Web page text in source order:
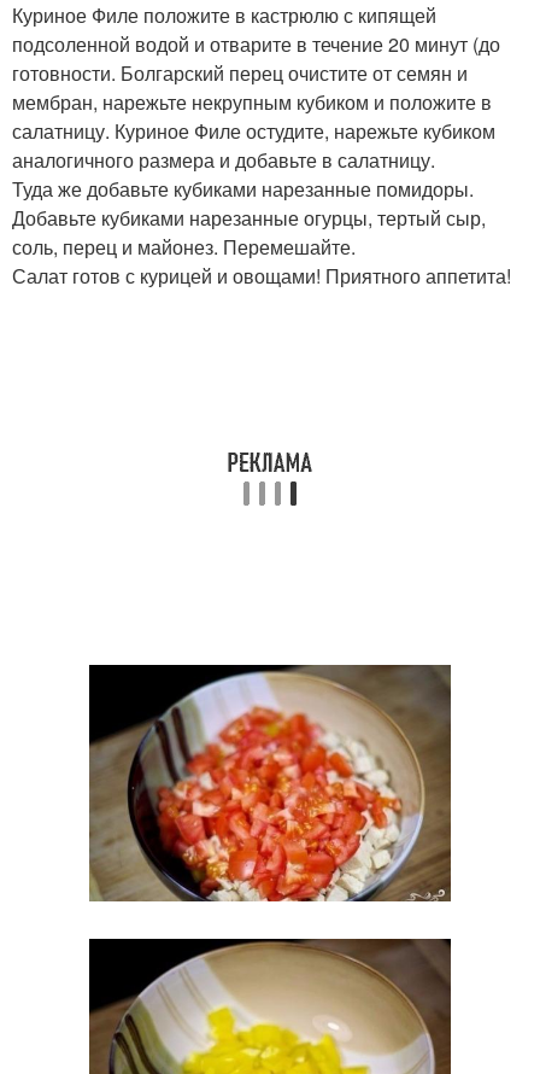
Куриное Филе положите в кастрюлю с кипящей
подсоленной водой и отварите в течение 20 минут (до
готовности. Болгарский перец очистите от семян и
мембран, нарежьте некрупным кубиком и положите в
салатницу. Куриное Филе остудите, нарежьте кубиком
аналогичного размера и добавьте в салатницу.
Туда же добавьте кубиками нарезанные помидоры.
Добавьте кубиками нарезанные огурцы, тертый сыр,
соль, перец и майонез. Перемешайте.
Салат готов с курицей и овощами! Приятного аппетита!